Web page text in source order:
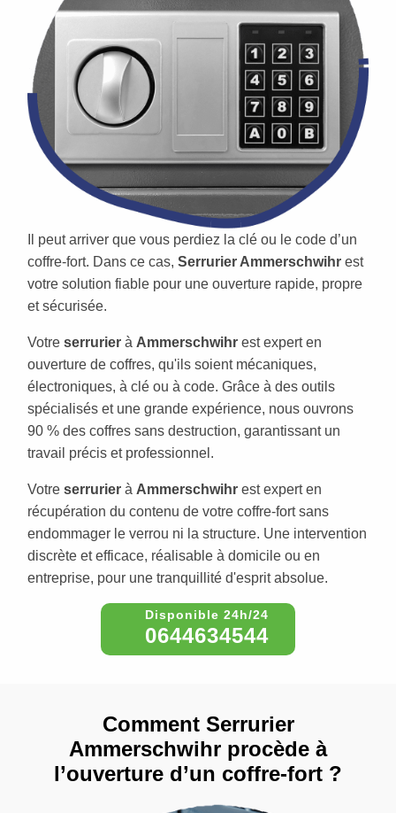
Il peut arriver que vous perdiez la clé ou le code d’un
coffre-fort. Dans ce cas, Serrurier Ammerschwihr est
votre solution fiable pour une ouverture rapide, propre
et sécurisée.
Votre serrurier à Ammerschwihr est expert en
ouverture de coffres, qu'ils soient mécaniques,
électroniques, à clé ou à code. Grâce à des outils
spécialisés et une grande expérience, nous ouvrons
90 % des coffres sans destruction, garantissant un
travail précis et professionnel.
Votre serrurier à Ammerschwihr est expert en
récupération du contenu de votre coffre-fort sans
endommager le verrou ni la structure. Une intervention
discrète et efficace, réalisable à domicile ou en
entreprise, pour une tranquillité d'esprit absolue.
0644634544
Comment Serrurier
Ammerschwihr procède à
l’ouverture d’un coffre-fort ?